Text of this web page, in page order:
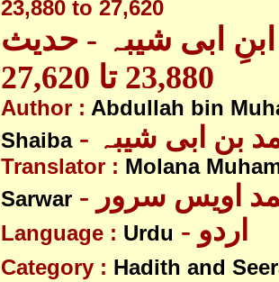
23,880 to 27,620
ابی شیبہ - حدیث
23,880 تا 27,620
Author : Abdullah bin
Shaiba
بن ابی شیبہ
Translator : Molana
Sarwar
اویس سرور
Language : Urdu - اردو
Category : Hadith and